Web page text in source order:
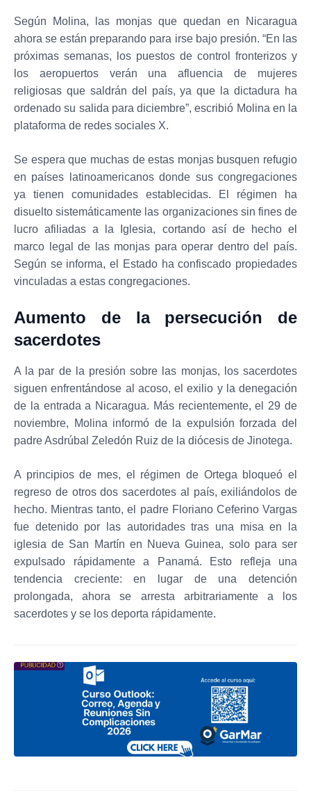
Según Molina, las monjas que quedan en Nicaragua
ahora se están preparando para irse bajo presión. “En las
próximas semanas, los puestos de control fronterizos y
los aeropuertos verán una afluencia de mujeres
religiosas que saldrán del país, ya que la dictadura ha
ordenado su salida para diciembre”, escribió Molina en la
plataforma de redes sociales X.
Se espera que muchas de estas monjas busquen refugio
en países latinoamericanos donde sus congregaciones
ya tienen comunidades establecidas. El régimen ha
disuelto sistemáticamente las organizaciones sin fines de
lucro afiliadas a la Iglesia, cortando así de hecho el
marco legal de las monjas para operar dentro del país.
Según se informa, el Estado ha confiscado propiedades
vinculadas a estas congregaciones.
Aumento de la persecución de
sacerdotes
A la par de la presión sobre las monjas, los sacerdotes
siguen enfrentándose al acoso, el exilio y la denegación
de la entrada a Nicaragua. Más recientemente, el 29 de
noviembre, Molina informó de la expulsión forzada del
padre Asdrúbal Zeledón Ruiz de la diócesis de Jinotega.
A principios de mes, el régimen de Ortega bloqueó el
regreso de otros dos sacerdotes al país, exiliándolos de
hecho. Mientras tanto, el padre Floriano Ceferino Vargas
fue detenido por las autoridades tras una misa en la
iglesia de San Martín en Nueva Guinea, solo para ser
expulsado rápidamente a Panamá. Esto refleja una
tendencia creciente: en lugar de una detención
prolongada, ahora se arresta arbitrariamente a los
sacerdotes y se los deporta rápidamente.